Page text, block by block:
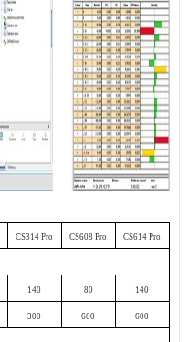
CS314 Pro CS608 Pro CS614 Pro
140 80 140
300 600 600